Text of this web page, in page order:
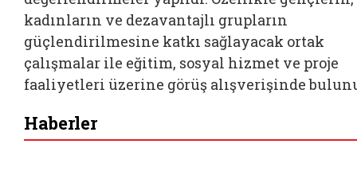
kadınların ve dezavantajlı grupların
güçlendirilmesine katkı sağlayacak ortak
çalışmalar ile eğitim, sosyal hizmet ve proje
faaliyetleri üzerine görüş alışverişinde
Haberler